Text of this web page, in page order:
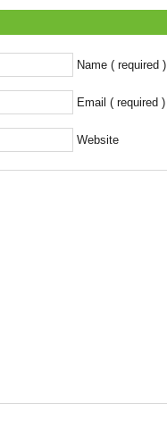
Name ( required )
Email ( required )
Website